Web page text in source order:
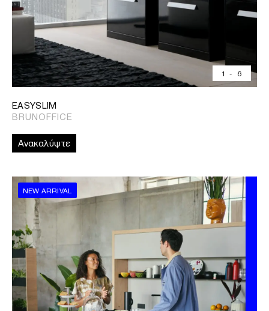
1 - 6
EASYSLIM
BRUNOFFICE
Ανακαλύψτε
NEW ARRIVAL